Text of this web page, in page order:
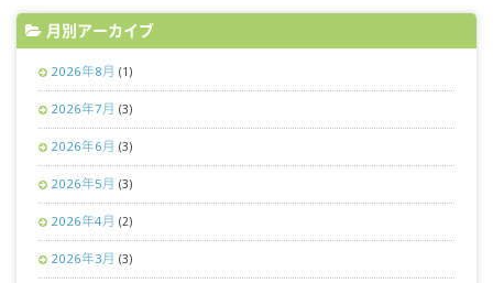
月別アーカイブ
2026年8月 (1)
2026年7月 (3)
2026年6月 (3)
2026年5月 (3)
2026年4月 (2)
2026年3月 (3)